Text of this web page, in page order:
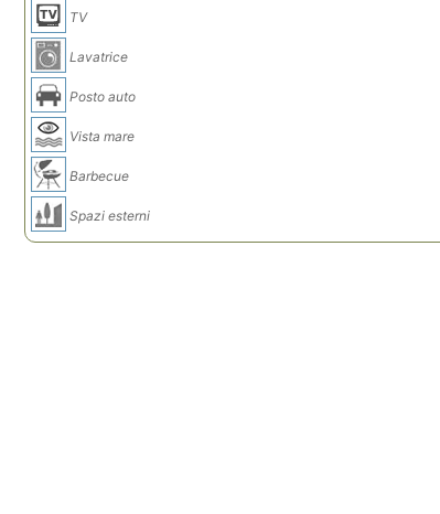
TV
Lavatrice
Posto auto
Vista mare
Barbecue
Spazi esterni